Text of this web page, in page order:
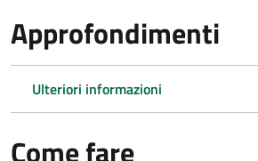
Approfondimenti
Ulteriori informazioni
Come fare